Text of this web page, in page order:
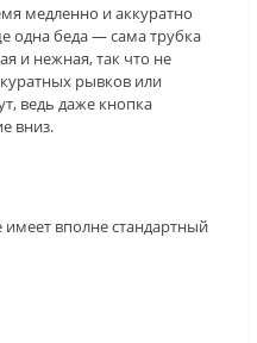
медленно и аккуратно
одна беда — сама трубка
и нежная, так что не
рывков или
ведь даже кнопка
вниз.
вполне стандартный